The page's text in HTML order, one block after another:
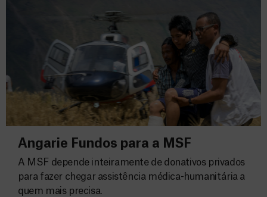
Angarie Fundos para a MSF
A MSF depende inteiramente de donativos privados
para fazer chegar assistência médica-humanitária a
quem mais precisa.